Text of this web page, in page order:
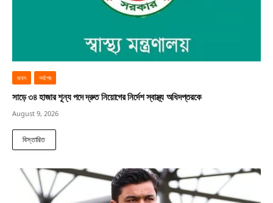
জবস সর্বশেষ
সাড়ে ৩৪ হাজার শূন্য পদে দ্রুত নিয়োগের নির্দেশ স্বাস্থ্য অধিদপ্তরকে
August 9, 2026
বিস্তারিত